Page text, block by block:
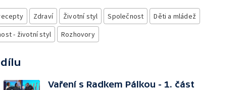
Zdraví Životní styl Společnost
Děti a mládež
- životní styl
Rozhovory
Vaření s Radkem Pálkou - 1. část